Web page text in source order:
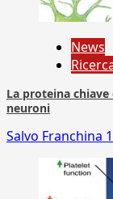
News
La proteina
neuroni
Salvo Franchina